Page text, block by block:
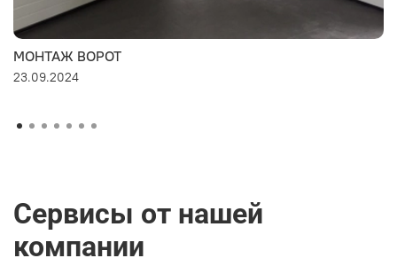
МОНТАЖ ВОРОТ
23.09.2024
Сервисы от нашей
компании